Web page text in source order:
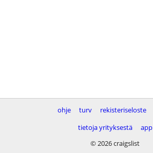
ohje turv rekisteriseloste
tietoja yrityksestä
app
© 2026 craigslist